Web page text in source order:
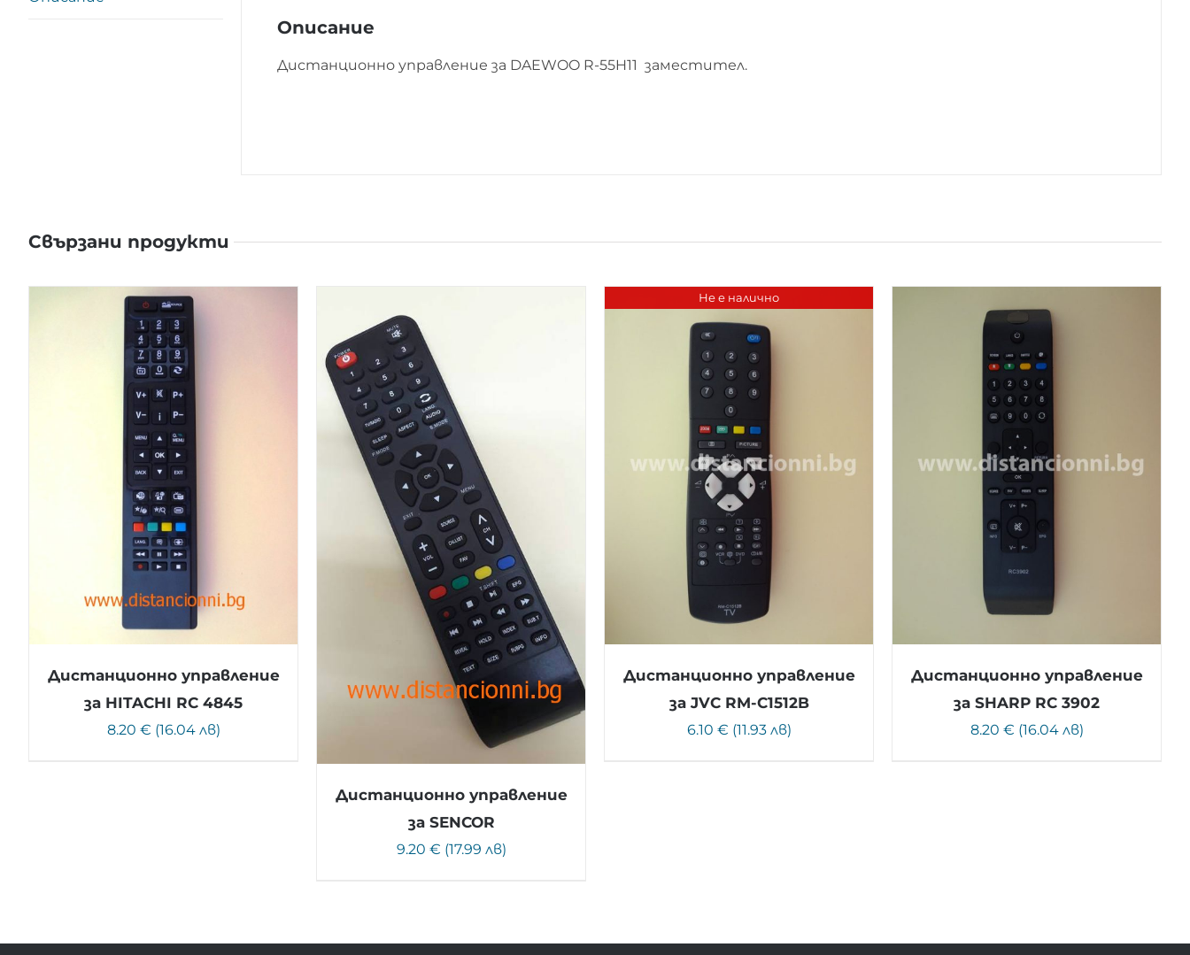
Описание
Дистанционно управление за DAEWOO R-55H11 заместител.
Свързани продукти
Дистанционно управление
за HITACHI RC 4845
8.20 € (16.04 лв)
Дистанционно управление
за SENCOR
9.20 € (17.99 лв)
Не е налично
Дистанционно управление
за JVC RM-C1512B
6.10 € (11.93 лв)
Дистанционно управление
за SHARP RC 3902
8.20 € (16.04 лв)